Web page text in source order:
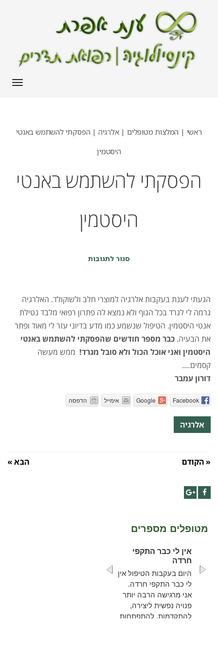
ראשי | המלצות מטופלים | אלרגיה | הפסקתי להשתמש באנטי
היסטמין
הפסקתי להשתמש באנטי
היסטמין
סגור לתגובותעל
היסטמין
הגעתי לענת בעקבות אלרגיה למוצרי חלב ולשוקולד. האלרגיה
גרמה לי לגרד בכל הגוף ולא נמצא לה פתרון רפואי מלבד נטילת
אנטי היסטמין. הטיפול שנשמע כמו מדע בדיוני עזר לי מאוד ופתר
את הבעיה. כבר מספר חודשים שהפסקתי להשתמש באנטי
היסטמין ואני אוכל הכול ולא סובל מגרד! ממש מעשה
קסמים….
דורון עמבר
Facebook
Google אימייל הדפסה
אלרגיה
« הקודם הבא »
מטופלים מספרים
אין לי כבר התקפי
חרדה
היום בעקבות הטיפול אין
לי כבר התקפי חרדה.
אני מרגישה הרבה יותר
פנויה נפשית ליצירה,
להתקדמות, להתפתחות